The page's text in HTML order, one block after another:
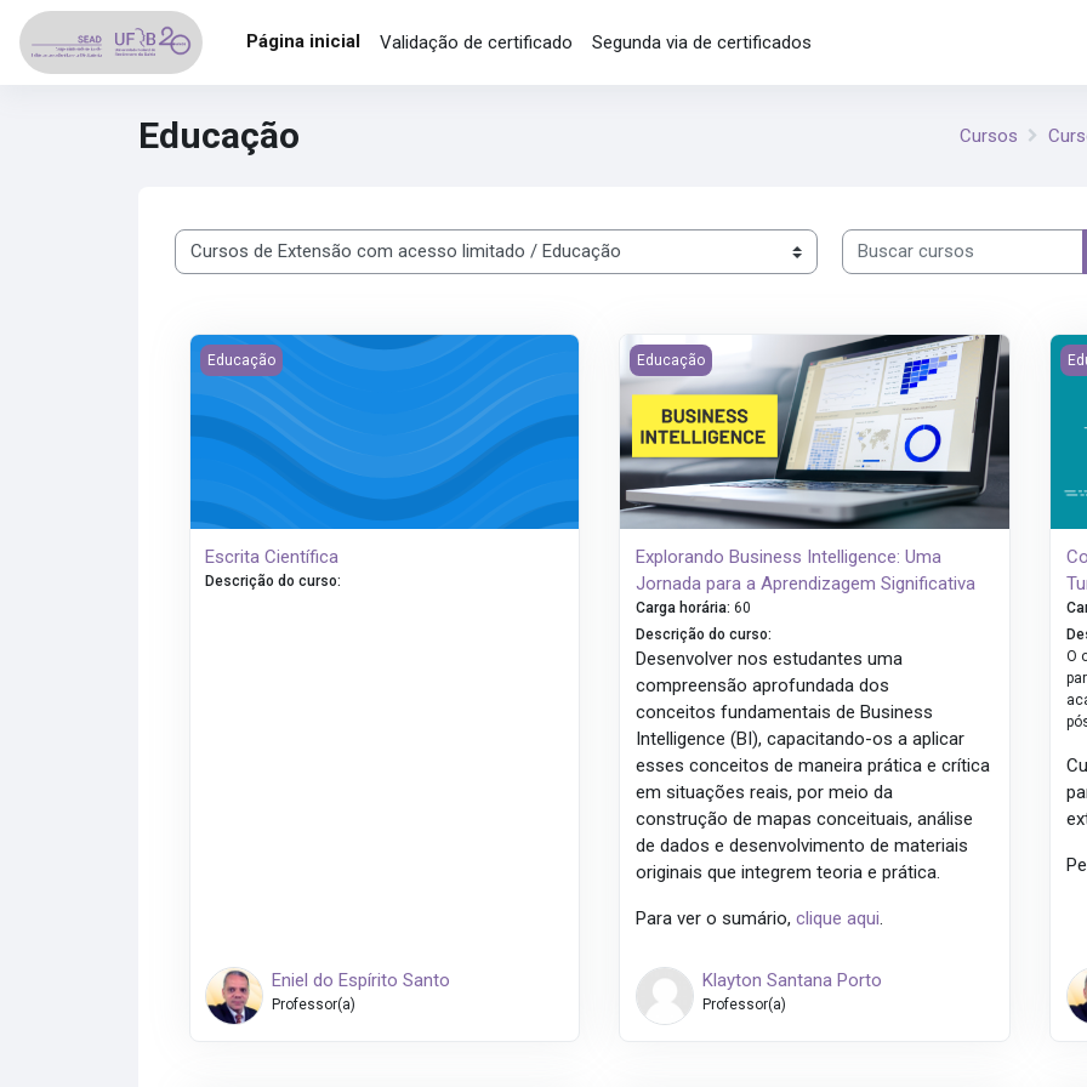
Ir para o conteúdo principal
Página inicial
Validação de certificado Segunda via de certificados
Educação Cursos
Categorias de Cursos
Buscar cursos
Imagem do curso Escrita Científica
Educação
Escrita Científica
Descrição do curso:
Eniel do Espírito Santo
Professor(a)
Imagem do curso Explorando Business Intelligence:
Educação
Explorando Business Intelligence: Uma
Jornada para a Aprendizagem Significativa
Carga horária:60
Descrição do curso:
Desenvolver nos estudantes uma
compreensão aprofundada dos
conceitos fundamentais de Business
Intelligence (BI), capacitando-os a aplicar
esses conceitos de maneira prática e crítica
em situações reais, por meio da
construção de mapas conceituais, análise
de dados e desenvolvimento de materiais
originais que integrem teoria e prática.
Para ver o sumário,clique aqui.
Klayton Santana Porto
Professor(a)
O